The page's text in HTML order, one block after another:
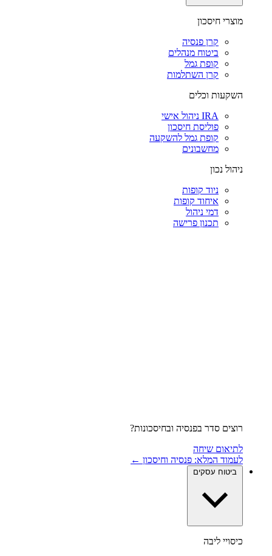
מוצרי חיסכון
קרן פנסיה
ביטוח מנהלים
קופת גמל
קרן השתלמות
השקעות וכלים
IRA ניהול אישי
פוליסת חיסכון
קופת גמל להשקעה
מחשבונים
ניהול נכון
ניוד קופות
איחוד קופות
דמי ניהול
תכנון פרישה
רוצים סדר בפנסיה ובחיסכונות?
לתיאום שיחה
לעמוד המלא: פנסיה וחיסכון ←
ביטוח עסקים
כיסויי ליבה